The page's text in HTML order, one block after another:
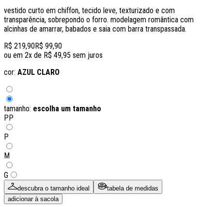
vestido curto em chiffon, tecido leve, texturizado e com
transparência, sobrepondo o forro. modelagem romântica com
alcinhas de amarrar, babados e saia com barra transpassada.
R$ 219,90R$ 99,90
ou em 2x de R$ 49,95 sem juros
cor: AZUL CLARO
tamanho: escolha um tamanho
PP
P
M
G
descubra o tamanho ideal
tabela de medidas
adicionar à sacola